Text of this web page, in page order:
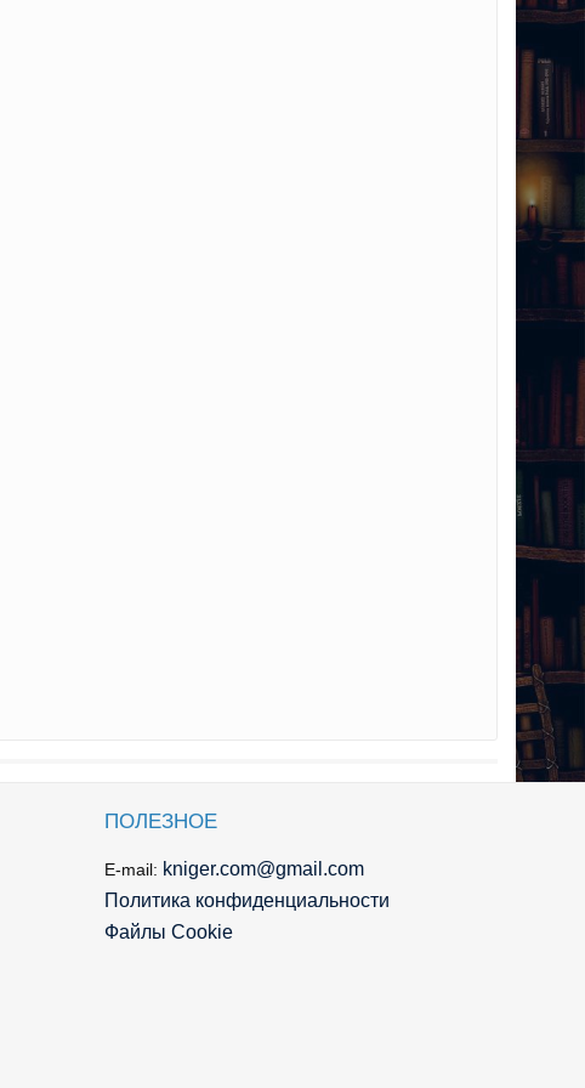
ПОЛЕЗНОЕ
E-mail: kniger.com@gmail.com
Политика конфиденциальности
Файлы Cookie